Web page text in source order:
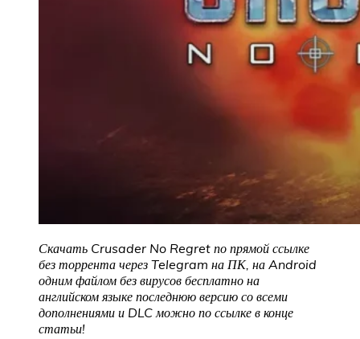
Скачать Crusader No Regret по прямой ссылке
без торрента через Telegram на ПК, на Android
одним файлом без вирусов бесплатно на
английском языке последнюю версию со всеми
дополнениями и DLC можно по ссылке в конце
статьи!